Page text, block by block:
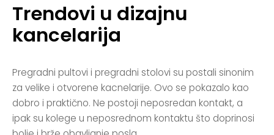
Trendovi u dizajnu
kancelarija
Pregradni pultovi i pregradni stolovi su postali sinonim
za velike i otvorene kacnelarije. Ovo se pokazalo kao
dobro i praktično. Ne postoji neposredan kontakt, a
ipak su kolege u neposrednom kontaktu što doprinosi